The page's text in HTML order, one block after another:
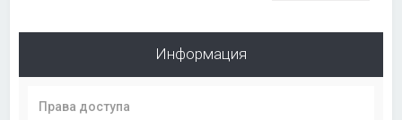
Информация
Права доступа